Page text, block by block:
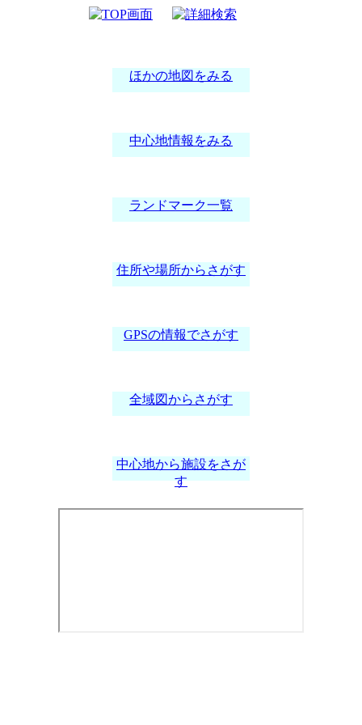
ほかの地図をみる
中心地情報をみる
ランドマーク一覧
住所や場所からさがす
GPSの情報でさがす
全域図からさがす
中心地から施設をさが
す